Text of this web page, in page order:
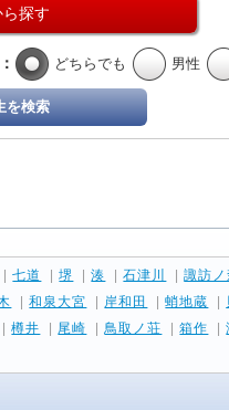
探す
どちらでも 男性
を検索
|七道 |堺 |湊 |石津川 |諏訪ノ
|和泉大宮 岸和田 |蛸地蔵
|樽井 尾崎 |鳥取ノ荘 |箱作 |